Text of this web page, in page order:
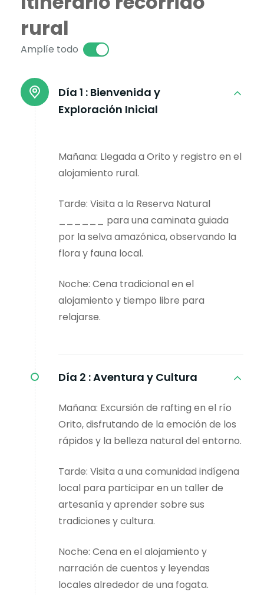
rural
Amplíe todo
Día 1 : Bienvenida y
Exploración Inicial
Mañana: Llegada a Orito y registro en el
alojamiento rural.
Tarde: Visita a la Reserva Natural
______ para una caminata guiada
por la selva amazónica, observando la
flora y fauna local.
Noche: Cena tradicional en el
alojamiento y tiempo libre para
relajarse.
Día 2 :Aventura y Cultura
Mañana: Excursión de rafting en el río
Orito, disfrutando de la emoción de los
rápidos y la belleza natural del entorno.
Tarde: Visita a una comunidad indígena
local para participar en un taller de
artesanía y aprender sobre sus
tradiciones y cultura.
Noche: Cena en el alojamiento y
narración de cuentos y leyendas
locales alrededor de una fogata.